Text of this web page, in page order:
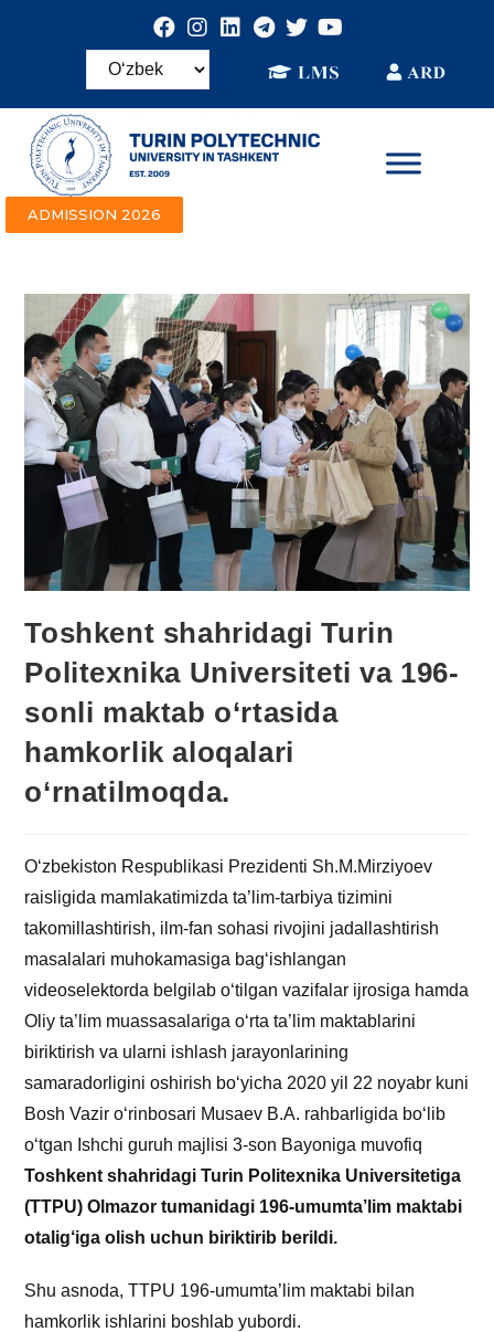
ADMISSION 2026
Toshkent shahridagi Turin
Politexnika Universiteti va 196-
sonli maktab o‘rtasida
hamkorlik aloqalari
o‘rnatilmoqda.
O‘zbekiston Respublikasi Prezidenti Sh.M.Mirziyoev
raisligida mamlakatimizda ta’lim-tarbiya tizimini
takomillashtirish, ilm-fan sohasi rivojini jadallashtirish
masalalari muhokamasiga bag‘ishlangan
videoselektorda belgilab o‘tilgan vazifalar ijrosiga hamda
Oliy ta’lim muassasalariga o‘rta ta’lim maktablarini
biriktirish va ularni ishlash jarayonlarining
samaradorligini oshirish bo‘yicha 2020 yil 22 noyabr kuni
Bosh Vazir o‘rinbosari Musaev B.A. rahbarligida bo‘lib
o‘tgan Ishchi guruh majlisi 3-son Bayoniga muvofiq
Toshkent shahridagi Turin Politexnika Universitetiga
(TTPU) Olmazor tumanidagi 196-umumta’lim maktabi
otalig‘iga olish uchun biriktirib berildi.
Shu asnoda, TTPU 196-umumta’lim maktabi bilan
hamkorlik ishlarini boshlab yubordi.